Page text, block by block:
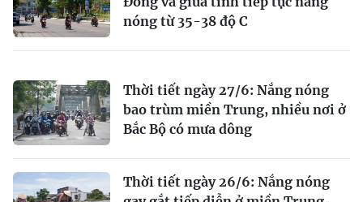
nóng từ 35-38 độ C
Thời tiết ngày 27/6: Nắng nóng
bao trùm miền Trung, nhiều nơi ở
Bắc Bộ có mưa dông
Thời tiết ngày 26/6: Nắng nóng